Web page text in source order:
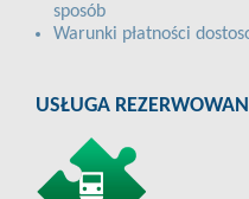
sposób
Warunki płatności
USŁUGA